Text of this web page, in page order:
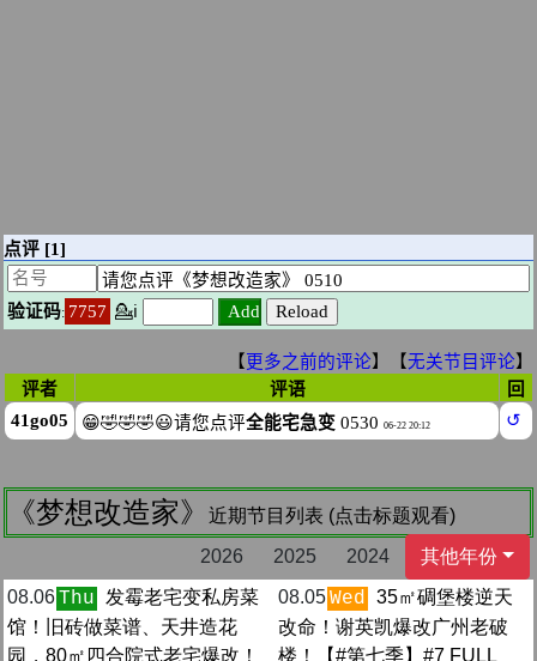
《梦想改造家》
近期节目列表 (点击标题观看)
2026
2025 2024
其他年份
08.06Thu
发霉老宅变私房菜
馆！旧砖做菜谱、天井造花
园，80㎡四合院式老宅爆改！
08.05Wed 35㎡碉堡楼逆天
改命！谢英凯爆改广州老破
楼！【#第七季】#7 FULL